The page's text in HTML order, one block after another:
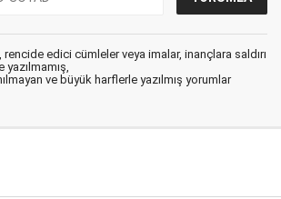
rencide edici cümleler veya imalar, inançlara saldırı
yazılmamış,
ve büyük harflerle yazılmış yorumlar